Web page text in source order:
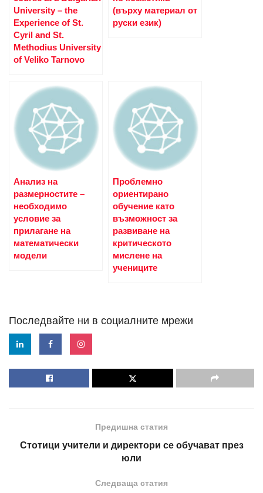
University – the
Experience of St.
Cyril and St.
Methodius University
of Veliko Tarnovo
(върху материал от
руски език)
Анализ на
размерностите –
необходимо
условие за
прилагане на
математически
модели
Проблемно
ориентирано
обучение като
възможност за
развиване на
критическото
мислене на
учениците
Последвайте ни в социалните мрежи
Предишна статия
Стотици учители и директори се обучават през
юли
Следваща статия